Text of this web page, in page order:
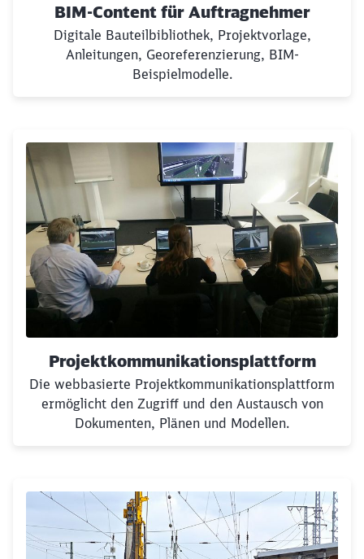
BIM-Content für Auftragnehmer
Digitale Bauteilbibliothek, Projektvorlage,
Anleitungen, Georeferenzierung, BIM-
Beispielmodelle.
Projektkommunikationsplattform
Die webbasierte Projektkommunikationsplattform
ermöglicht den Zugriff und den Austausch von
Dokumenten, Plänen und Modellen.